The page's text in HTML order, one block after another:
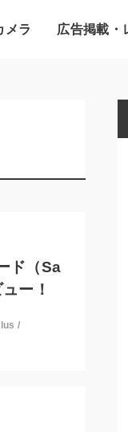
メラ 広告掲載・
ド（Sa
ー！
/